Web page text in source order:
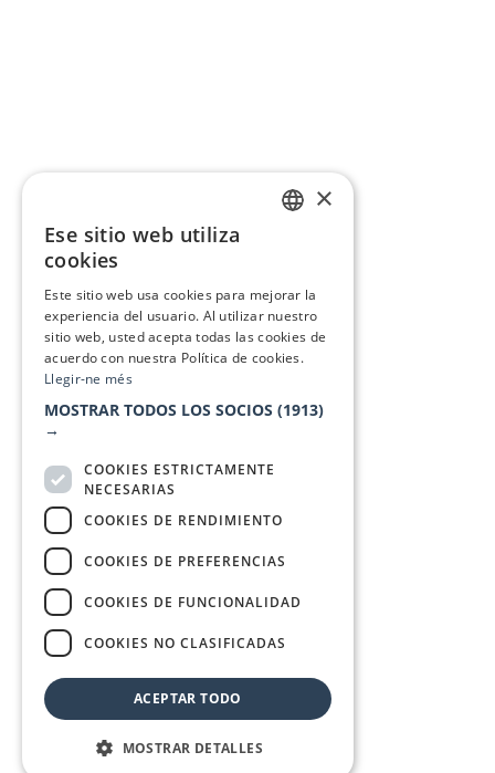
×
Ese sitio web utiliza
cookies
Este sitio web usa cookies para mejorar la
experiencia del usuario. Al utilizar nuestro
sitio web, usted acepta todas las cookies de
acuerdo con nuestra Política de cookies.
Llegir-ne més
MOSTRAR TODOS LOS SOCIOS (1913)
→
COOKIES ESTRICTAMENTE
NECESARIAS
COOKIES DE RENDIMIENTO
COOKIES DE PREFERENCIAS
COOKIES DE FUNCIONALIDAD
COOKIES NO CLASIFICADAS
ACEPTAR TODO
MOSTRAR DETALLES